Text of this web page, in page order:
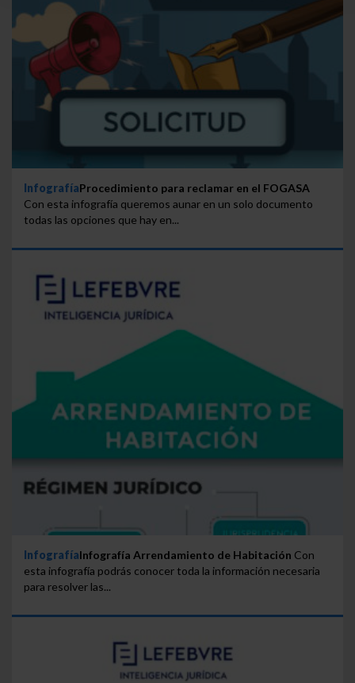
Saber más acerca de las cookies
InfografíaProcedimiento para reclamar en el FOGASA
Con esta infografía queremos aunar en un solo documento
todas las opciones que hay en...
InfografíaInfografía Arrendamiento de Habitación Con
esta infografía podrás conocer toda la información necesaria
para resolver las...